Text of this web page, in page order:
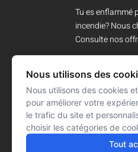
Tu es enflammé
incendie? Nous
Consulte nos
Nous utilisons des
Nous utilisons des cookies
pour améliorer votre
le trafic du site et
choisir les catégories de
Tout